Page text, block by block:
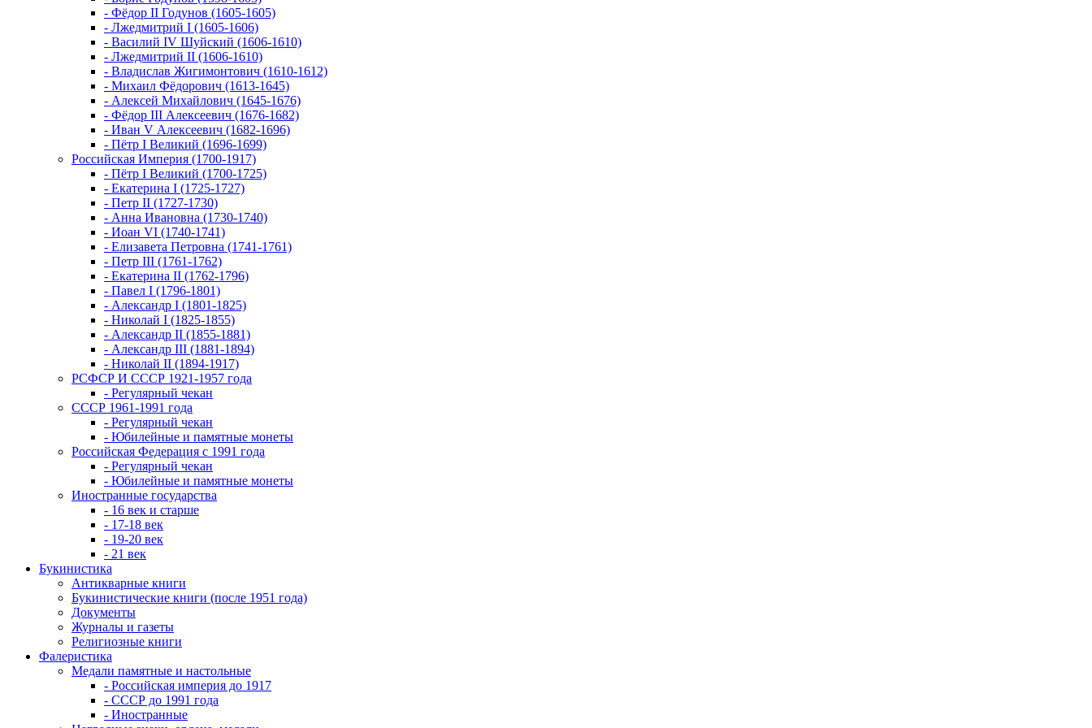
- Фёдор II Годунов (1605-1605)
- Лжедмитрий I (1605-1606)
- Василий IV Шуйский (1606-1610)
- Лжедмитрий II (1606-1610)
- Владислав Жигимонтович (1610-1612)
- Михаил Фёдорович (1613-1645)
- Алексей Михайлович (1645-1676)
- Фёдор III Алексеевич (1676-1682)
- Иван V Алексеевич (1682-1696)
- Пётр I Великий (1696-1699)
Российская Империя (1700-1917)
- Пётр I Великий (1700-1725)
- Екатерина I (1725-1727)
- Петр II (1727-1730)
- Анна Ивановна (1730-1740)
- Иоан VI (1740-1741)
- Елизавета Петровна (1741-1761)
- Петр III (1761-1762)
- Екатерина II (1762-1796)
- Павел I (1796-1801)
- Александр I (1801-1825)
- Николай I (1825-1855)
- Александр II (1855-1881)
- Александр III (1881-1894)
- Николай II (1894-1917)
РСФСР И СССР 1921-1957 года
- Регулярный чекан
СССР 1961-1991 года
- Регулярный чекан
- Юбилейные и памятные монеты
Российская Федерация с 1991 года
- Регулярный чекан
- Юбилейные и памятные монеты
Иностранные государства
- 16 век и старше
- 17-18 век
- 19-20 век
- 21 век
Букинистика
Антикварные книги
Букинистические книги (после 1951 года)
Документы
Журналы и газеты
Религиозные книги
Фалеристика
Медали памятные и настольные
- Российская империя до 1917
- СССР до 1991 года
- Иностранные